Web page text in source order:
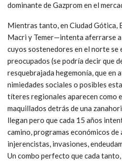
dominante de Gazprom en el
Mientras tanto, en Ciudad Gótica,
Macri y Temer—intenta aferrarse
cuyos sostenedores en el norte se
preocupados (se podría decir que
resquebrajada hegemonía, que en
nimiedades sociales o posibles
títeres regionales aparecen como
maquillados detrás de una
llegan pero que cada 15 años
camino, programas económicos de
injerencistas, invasiones,
Un combo perfecto que cada